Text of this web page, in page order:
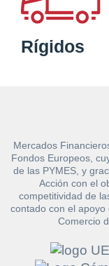
Rígidos
Mercados
Fondos Europeos,
de las PYMES, y
Acción con el
competitividad de
contado con el apoyo
Comercio